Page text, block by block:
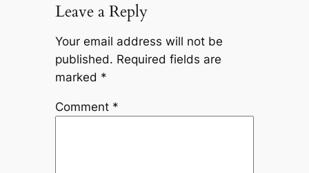
Leave a Reply
Your email address will not be
published. Required fields are
marked *
Comment *